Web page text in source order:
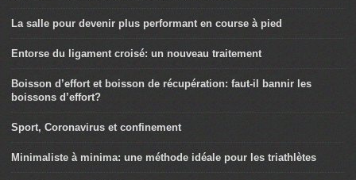
La salle pour devenir plus performant en course à pied
Entorse du ligament croisé: un nouveau traitement
Boisson d’effort et boisson de récupération: faut-il bannir les
boissons d’effort?
Sport, Coronavirus et confinement
Minimaliste à minima: une méthode idéale pour les triathlètes